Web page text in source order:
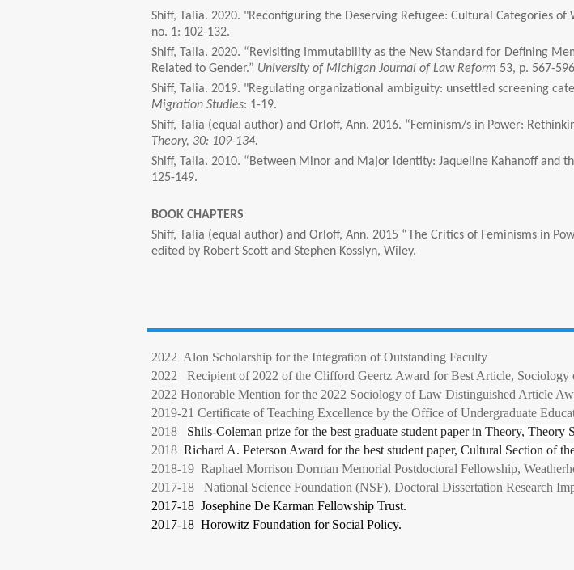
Shiff, Talia. 2020. "Reconfiguring the Deserving Refugee: Cultural Categories
no. 1: 102-132.
Shiff, Talia. 2020. “Revisiting Immutability as the New Standard for Defining
Related to Gender.” University of Michigan Journal of Law Reform 53, p. 567-
Shiff, Talia. 2019. "Regulating organizational ambiguity: unsettled screening
Migration Studies: 1-19.
Shiff, Talia (equal author) and Orloff, Ann. 2016. “Feminism/s in Power:
Theory, 30: 109-134.
Shiff, Talia. 2010. “Between Minor and Major Identity: Jaqueline Kahanoff and
125-149.
BOOK CHAPTERS
Shiff, Talia (equal author) and Orloff, Ann. 2015 “The Critics of Feminisms in
edited by Robert Scott and Stephen Kosslyn, Wiley.
2022 Alon Scholarship for the Integration of Outstanding Faculty
2022 Recipient of 2022 of the Clifford Geertz Award for Best Article, Sociology
2022 Honorable Mention for the 2022 Sociology of Law Distinguished Article
2019-21 Certificate of Teaching Excellence by the Office of Undergraduate
2018 Shils-Coleman prize for the best graduate student paper in Theory, Theory
2018 Richard A. Peterson Award for the best student paper, Cultural Section of
2018-19 Raphael Morrison Dorman Memorial Postdoctoral Fellowship,
2017-18 National Science Foundation (NSF), Doctoral Dissertation Research
2017-18 Josephine De Karman Fellowship Trust.
2017-18 Horowitz Foundation for Social Policy.